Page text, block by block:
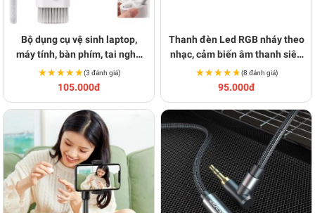
Bộ dụng cụ vệ sinh laptop,
máy tính, bàn phím, tai nghe
airpod đa năng 7 in 1 BA1270
★★★★★
★★★★★(3 đánh giá)
105.000đ
Thanh đèn Led RGB nháy theo
nhạc, cảm biến âm thanh siêu
nhạy V108
★★★★★
★★★★★(8 đánh giá)
95.000đ